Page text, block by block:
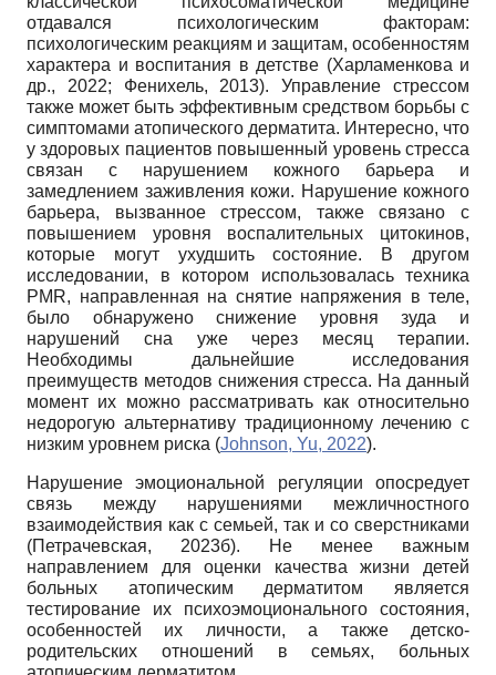
отдавался психологическим факторам:
психологическим реакциям и защитам, особенностям
характера и воспитания в детстве (Харламенкова и
др., 2022; Фенихель, 2013). Управление стрессом
также может быть эффективным средством борьбы с
симптомами атопического дерматита. Интересно, что
у здоровых пациентов повышенный уровень стресса
связан с нарушением кожного барьера и
замедлением заживления кожи. Нарушение кожного
барьера, вызванное стрессом, также связано с
повышением уровня воспалительных цитокинов,
которые могут ухудшить состояние. В другом
исследовании, в котором использовалась техника
PMR, направленная на снятие напряжения в теле,
было обнаружено снижение уровня зуда и
нарушений сна уже через месяц терапии.
Необходимы дальнейшие исследования
преимуществ методов снижения стресса. На данный
момент их можно рассматривать как относительно
недорогую альтернативу традиционному лечению с
низким уровнем риска (Johnson, Yu, 2022).
Нарушение эмоциональной регуляции опосредует
связь между нарушениями межличностного
взаимодействия как с семьей, так и со сверстниками
(Петрачевская, 2023б). Не менее важным
направлением для оценки качества жизни детей
больных атопическим дерматитом является
тестирование их психоэмоционального состояния,
особенностей их личности, а также детско-
родительских отношений в семьях, больных